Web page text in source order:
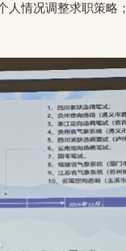
人情况调整求职策略；